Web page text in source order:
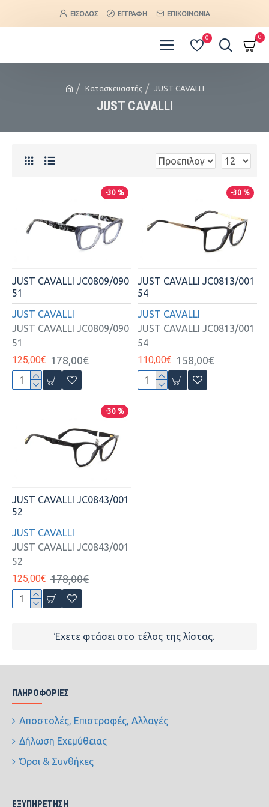
ΕΊΣΟΔΟΣ ΕΓΓΡΑΦΉ ΕΠΙΚΟΙΝΩΝΊΑ
0 0
Κατασκευαστής JUST CAVALLI
JUST CAVALLI
-30 %
JUST CAVALLI
JUST CAVALLI JC0809/090
51
JUST CAVALLI JC0809/090
51
125,00€ 178,00€
-30 %
JUST CAVALLI
JUST CAVALLI JC0813/001
54
JUST CAVALLI JC0813/001
54
110,00€ 158,00€
-30 %
JUST CAVALLI
JUST CAVALLI JC0843/001
52
JUST CAVALLI JC0843/001
52
125,00€ 178,00€
Έχετε φτάσει στο τέλος της λίστας.
ΠΛΗΡΟΦΟΡΊΕΣ
Αποστολές, Επιστροφές, Αλλαγές
Δήλωση Εχεμύθειας
Όροι & Συνθήκες
ΕΞΥΠΗΡΈΤΗΣΗ